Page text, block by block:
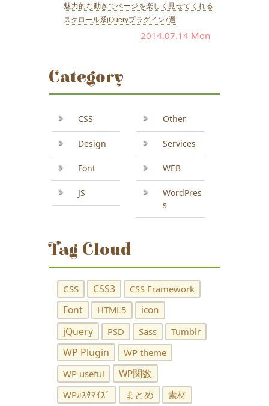
魅力的な動きでページを楽しく見せてくれる
スクロール系jQueryプラグイン7選
2014.07.14 Mon
Category
CSS
Design
Font
JS
Other
Services
WEB
WordPres
s
Tag Cloud
CSS CSS3 CSS Framework
Font HTML5 icon
jQuery PSD Sass Tumblr
WP Plugin
WP theme
WP useful
WP関数
WPｶｽﾀﾏｲｽﾞ まとめ 素材